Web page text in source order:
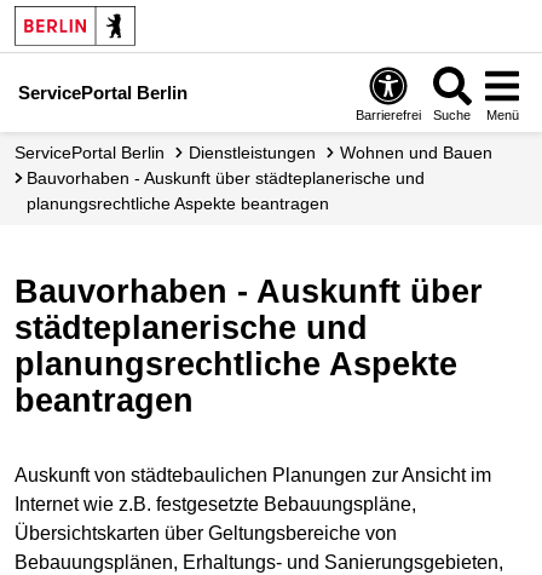
ServicePortal Berlin
Barrierefrei Suche Menü
ServicePortal Berlin Dienstleistungen
Wohnen und Bauen
Bauvorhaben - Auskunft über städteplanerische und
planungsrechtliche Aspekte beantragen
Bauvorhaben - Auskunft über
städteplanerische und
planungsrechtliche Aspekte
beantragen
Auskunft von städtebaulichen Planungen zur Ansicht im
Internet wie z.B. festgesetzte Bebauungspläne,
Übersichtskarten über Geltungsbereiche von
Bebauungsplänen, Erhaltungs- und Sanierungsgebieten,